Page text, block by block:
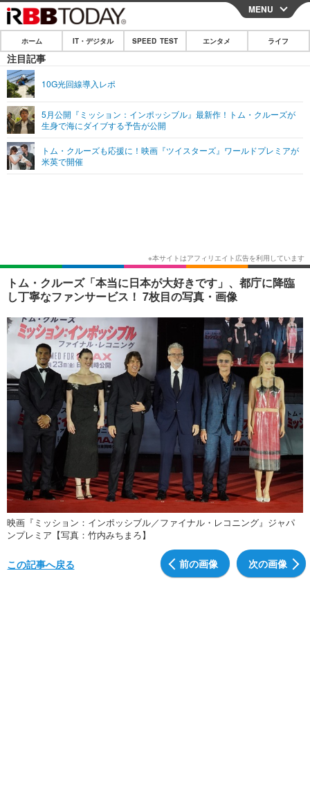
CLOSE
ホーム
IT・デジタル
ネタ
ショッピング その他
SPEED TEST
エンタメ
エンタメTOP
ショッピング その他
ライフ
MENU
ホーム IT・デジタル SPEED TEST エンタメ ライフ
注目記事
10G光回線導入レポ
5月公開『ミッション：インポッシブル』最新作！トム・クルーズが
生身で海にダイブする予告が公開
トム・クルーズも応援に！映画『ツイスターズ』ワールドプレミアが
米英で開催
トム・クルーズ「本当に日本が大好きです」、都庁に降臨
し丁寧なファンサービス！ 7枚目の写真・画像
映画『ミッション：インポッシブル／ファイナル・レコニング』ジャパ
ンプレミア【写真：竹内みちまろ】
前の画像 次の画像
この記事へ戻る